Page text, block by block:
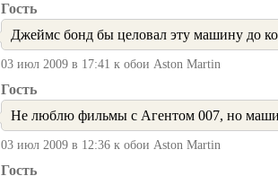
Гость
Джеймс бонд бы целовал эту машину до
03 июл 2009 в 17:41 к обои Aston Martin
Гость
Не люблю фильмы с Агентом 007, но
03 июл 2009 в 12:36 к обои Aston Martin
Гость